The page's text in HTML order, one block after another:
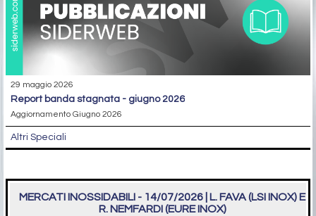
29 maggio 2026
report banda stagnata - giugno 2026
Aggiornamento Giugno 2026
Altri Speciali
MERCATI INOSSIDABILI - 14/07/2026 | L. FAVA (LSI INOX) E
R. NEMFARDI (EURE INOX)